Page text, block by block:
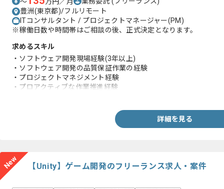
豊洲(東京都)/フルリモート
ITコンサルタント / プロジェクトマネージャー(PM)
※稼働日数や時間帯はご相談の後、正式決定となります。
求めるスキル
・ソフトウェア開発現場経験(3年以上)
・ソフトウェア開発の品質保証作業の経験
・プロジェクトマネジメント経験
・プロアクティブな作業推進経験
詳細を見る
New 【Unity】ゲーム開発のフリーランス求人・案件